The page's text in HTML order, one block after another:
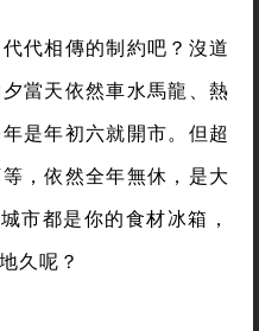
代相傳的制約吧？沒道
當天依然車水馬龍、熱
是年初六就開市。但超
，依然全年無休，是大
市都是你的食材冰箱，
久呢？